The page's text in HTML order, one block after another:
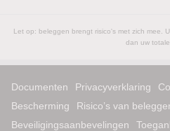
Let op: beleggen brengt risico's met zich mee.
dan uw totale
Documenten Privacyverklaring
Bescherming
Risico’s van
Beveiligingsaanbevelingen